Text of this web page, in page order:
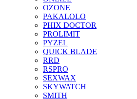
OZONE
PAKALOLO
PHIX DOCTOR
PROLIMIT
PYZEL
QUICK BLADE
RRD
RSPRO
SEXWAX
SKYWATCH
SMITH